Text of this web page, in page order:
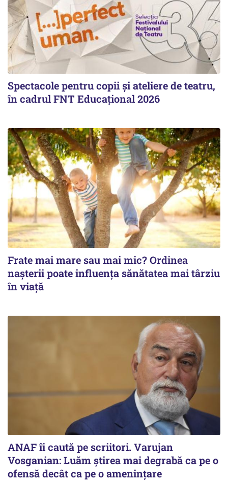
Spectacole pentru copii și ateliere de teatru,
în cadrul FNT Educațional 2026
Frate mai mare sau mai mic? Ordinea
nașterii poate influența sănătatea mai târziu
în viață
ANAF îi caută pe scriitori. Varujan
Vosganian: Luăm știrea mai degrabă ca pe o
ofensă decât ca pe o amenințare